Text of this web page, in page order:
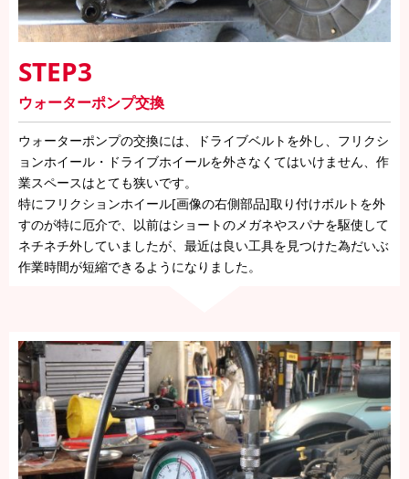
STEP3
ウォーターポンプ交換
ウォーターポンプの交換には、ドライブベルトを外し、フリクシ
ョンホイール・ドライブホイールを外さなくてはいけません、作
業スペースはとても狭いです。
特にフリクションホイール[画像の右側部品]取り付けボルトを外
すのが特に厄介で、以前はショートのメガネやスパナを駆使して
ネチネチ外していましたが、最近は良い工具を見つけた為だいぶ
作業時間が短縮できるようになりました。